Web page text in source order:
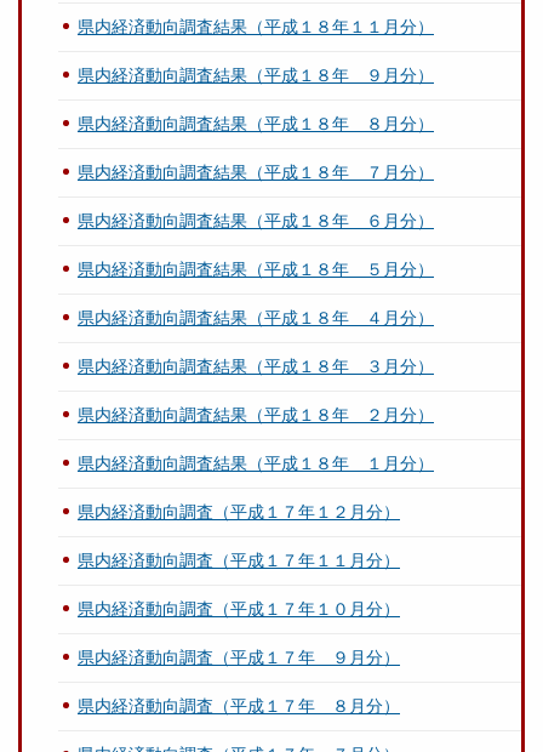
県内経済動向調査結果（平成１８年１１月分）
県内経済動向調査結果（平成１８年 ９月分）
県内経済動向調査結果（平成１８年 ８月分）
県内経済動向調査結果（平成１８年 ７月分）
県内経済動向調査結果（平成１８年 ６月分）
県内経済動向調査結果（平成１８年 ５月分）
県内経済動向調査結果（平成１８年 ４月分）
県内経済動向調査結果（平成１８年 ３月分）
県内経済動向調査結果（平成１８年 ２月分）
県内経済動向調査結果（平成１８年 １月分）
県内経済動向調査（平成１７年１２月分）
県内経済動向調査（平成１７年１１月分）
県内経済動向調査（平成１７年１０月分）
県内経済動向調査（平成１７年 ９月分）
県内経済動向調査（平成１７年 ８月分）